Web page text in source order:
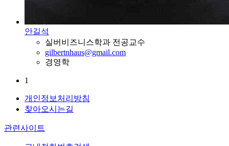
안길석
실버비즈니스학과 전공교수
gilbertnhaus@gmail.com
경영학
1
개인정보처리방침
찾아오시는길
관련사이트